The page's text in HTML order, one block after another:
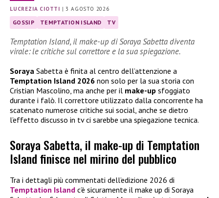
LUCREZIA CIOTTI |3 AGOSTO 2026
GOSSIP TEMPTATION ISLAND TV
Temptation Island, il make-up di Soraya Sabetta diventa
virale: le critiche sul correttore e la sua spiegazione.
Soraya Sabetta è finita al centro dell’attenzione a
Temptation Island 2026 non solo per la sua storia con
Cristian Mascolino, ma anche per il make-up sfoggiato
durante i falò. Il correttore utilizzato dalla concorrente ha
scatenato numerose critiche sui social, anche se dietro
l’effetto discusso in tv ci sarebbe una spiegazione tecnica.
Soraya Sabetta, il make-up di Temptation
Island finisce nel mirino del pubblico
Tra i dettagli più commentati dell’edizione 2026 di
Temptation Island c’è sicuramente il make up di Soraya